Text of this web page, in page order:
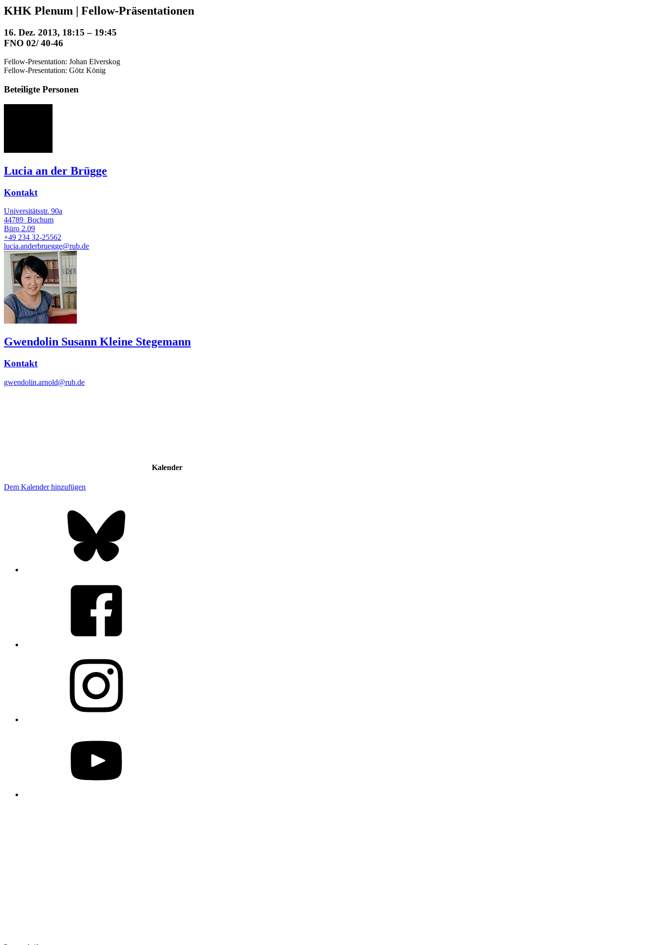
KHK Plenum | Fellow-Präsentationen
16. Dez. 2013, 18:15 – 19:45
FNO 02/ 40-46
Fellow-Presentation: Johan Elverskog
Fellow-Presentation: Götz König
Beteiligte Personen
Lucia an der Brügge
Kontakt
Universitätsstr. 90a
44789 Bochum
Büro 2.09
+49 234 32-25562
lucia.anderbruegge@rub.de
Gwendolin Susann Kleine Stegemann
Kontakt
gwendolin.arnold@rub.de
Kalender
Dem Kalender hinzufügen